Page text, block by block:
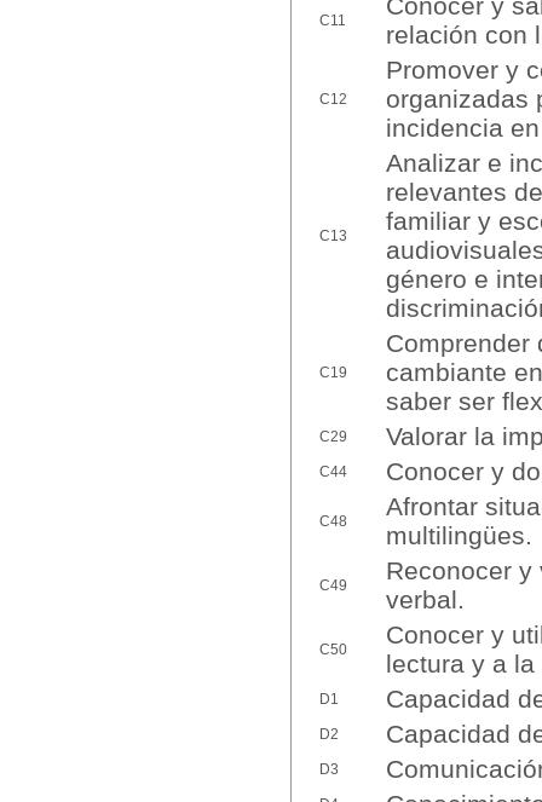
C11
relación con
C12
Promover y
organizadas
incidencia
C13
Analizar e
relevantes
familiar y
género e
C19
Comprender
cambiante
saber ser
C29 Valorar la
C44 Conocer y
C48
Afrontar
multilingües.
C49
Reconocer y
verbal.
C50
Conocer y
lectura y a
D1 Capacidad
D2 Capacidad
D3